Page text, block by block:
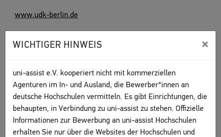
WICHTIGER HINWEIS ×
uni-assist e.V. kooperiert nicht mit kommerziellen
Agenturen im In- und Ausland, die Bewerber*innen an
deutsche Hochschulen vermitteln. Es gibt Einrichtungen, die
behaupten, in Verbindung zu uni-assist zu stehen. Offizielle
Informationen zur Bewerbung an uni-assist Hochschulen
erhalten Sie nur über die Websites der Hochschulen und
www.udk-berlin.de
HINWEIS
Bitte informieren Sie sich direkt bei der Hochschule
über das besondere Bewerbungsverfahren. Sie
erhalten von uns eineVorprüfungsdokumentation
(VPD), mit der Sie sich direkt bei der Hochschule
bewerben.